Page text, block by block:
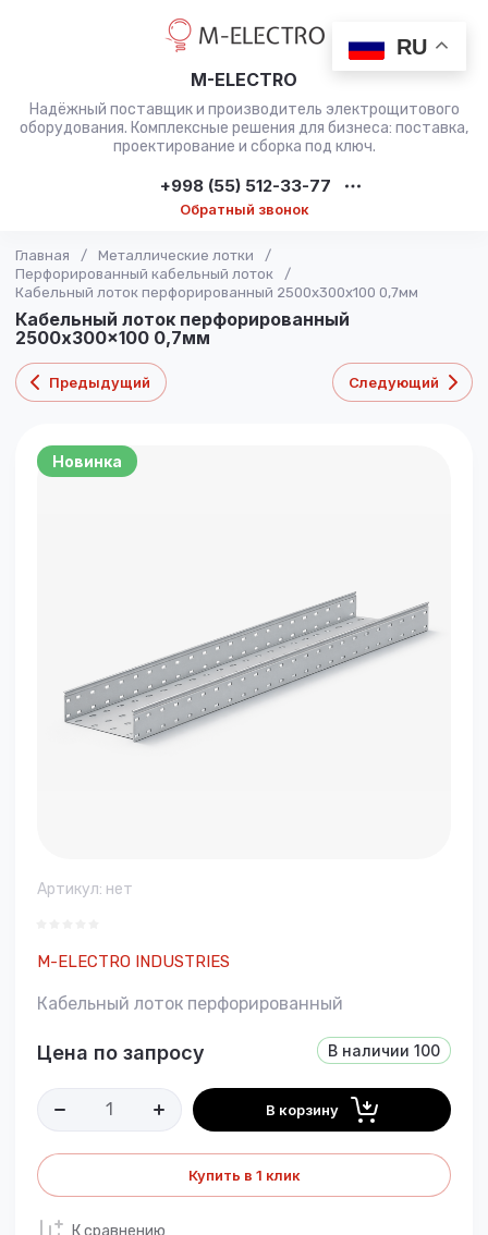
RU
M-ELECTRO
Надёжный поставщик и производитель электрощитового
оборудования. Комплексные решения для бизнеса: поставка,
проектирование и сборка под ключ.
+998 (55) 512-33-77
Обратный звонок
Главная / Металлические лотки
/
Перфорированный кабельный лоток
/
Кабельный лоток перфорированный 2500x300x100 0,7мм
Кабельный лоток перфорированный
2500x300x100 0,7мм
Предыдущий Следующий
Новинка
Артикул: нет
M-ELECTRO INDUSTRIES
Кабельный лоток перфорированный
В наличии 100
Цена по запросу
В корзину
Купить в 1 клик
К сравнению